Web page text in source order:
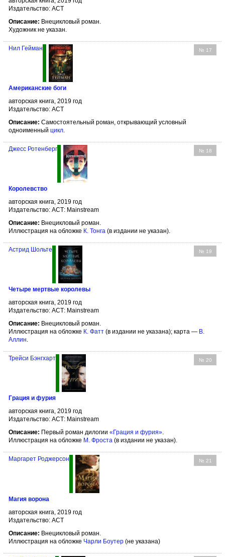
Издательство: АСТ
Описание: Внецикловый роман.
Художник не указан.
№ 17
Нил Гейман
Американские боги
авторская книга, 2019 год
Издательство: АСТ
Описание: Самостоятельный роман, открывающий условный
одноименный цикл.
№ 18
Джесс Ротенберг
Королевство
авторская книга, 2019 год
Издательство: АСТ: Mainstream
Описание: Внецикловый роман.
Иллюстрация на обложке К. Тонга (в издании не указан).
№ 19
Астрид Шольте
Четыре мертвые королевы
авторская книга, 2019 год
Издательство: АСТ: Mainstream
Описание: Внецикловый роман.
Иллюстрация на обложке К. Фатт (в издании не указана); карта — В.
Аллин.
№ 20
Трейси Бэнгхарт
Грация и фурия
авторская книга, 2019 год
Издательство: АСТ: Mainstream
Описание: Первый роман дилогии «Грация и фурия».
Иллюстрация на обложке М. Фроста (в издании не указан).
№ 21
Маргарет Роджерсон
Магия ворона
авторская книга, 2019 год
Издательство: АСТ
Описание: Внецикловый роман.
Иллюстрация на обложке Чарли Боутер (не указана)